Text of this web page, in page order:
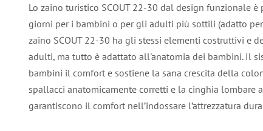
Lo zaino turistico SCOUT 22-30 dal design funzionale
giorni per i bambini o per gli adulti più sottili (adatto per
zaino SCOUT 22-30 ha gli stessi elementi costruttivi e
adulti, ma tutto è adattato all'anatomia dei bambini. Il
bambini il comfort e sostiene la sana crescita della
spallacci anatomicamente corretti e la cinghia lombare
garantiscono il comfort nell’indossare l’attrezzatura